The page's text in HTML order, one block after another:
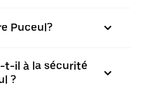
Puceul?
t-il à la sécurité
?